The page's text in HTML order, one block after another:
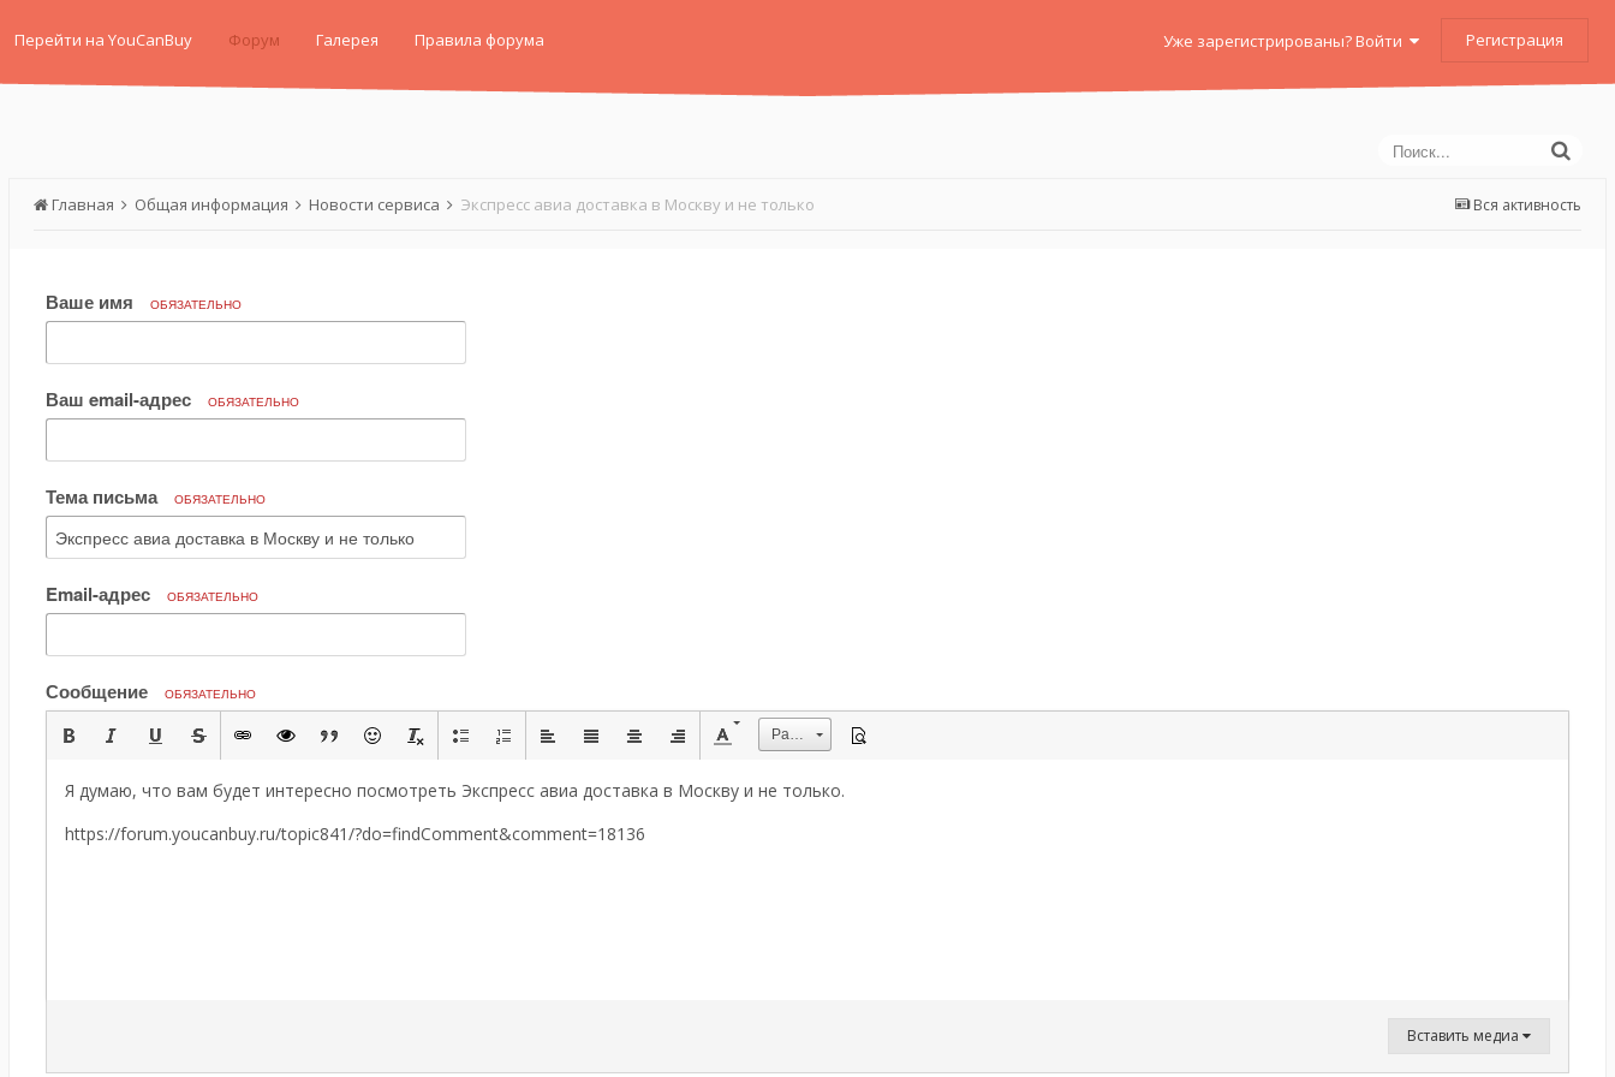
Перейти на YouCanBuy Форум Галерея Правила форума Уже зарегистрированы? Войти Регистрация
Вся активность
Главная Общая информация Новости сервиса Экспресс авиа доставка в Москву и не только
Ваше имя ОБЯЗАТЕЛЬНО
Ваш email-адрес ОБЯЗАТЕЛЬНО
Тема письма ОБЯЗАТЕЛЬНО
Email-адрес ОБЯЗАТЕЛЬНО
Сообщение ОБЯЗАТЕЛЬНО
Размер
Я думаю, что вам будет интересно посмотреть Экспресс авиа доставка в Москву и не только.
https://forum.youcanbuy.ru/topic841/?do=findComment&comment=18136
Вставить медиа